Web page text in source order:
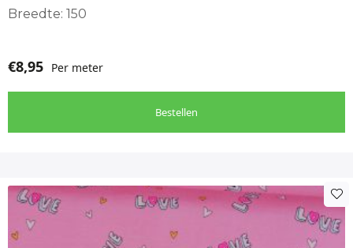
Breedte: 150
€8,95 Per meter
Bestellen